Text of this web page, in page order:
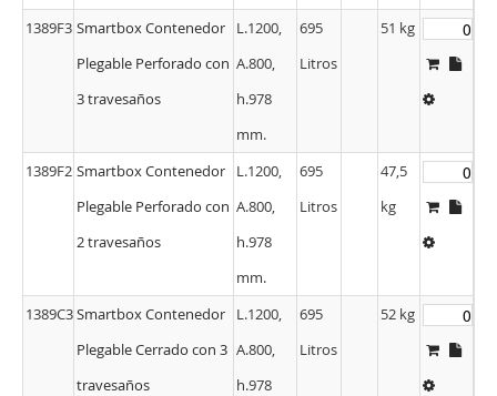
1389F3 Smartbox Contenedor
Plegable Perforado con
3 travesaños
L.1200,
A.800,
h.978
mm.
695
Litros
51 kg
1389F2 Smartbox Contenedor
Plegable Perforado con
2 travesaños
L.1200,
A.800,
h.978
mm.
695
Litros
47,5
kg
1389C3Smartbox Contenedor
Plegable Cerrado con 3
travesaños
L.1200,
A.800,
h.978
695
Litros
52 kg